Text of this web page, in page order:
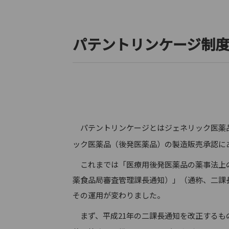
パテントリンケージ
パテントリンケージとはジェネリック医
ック医薬品（後発医薬品）の製造販売承認
これまでは「医療用後発医薬品の薬事法
薬食品局審査管理課長通知）」（通称、二
その運用が変わりました。
まず、平成21年の二課長通知を改正する